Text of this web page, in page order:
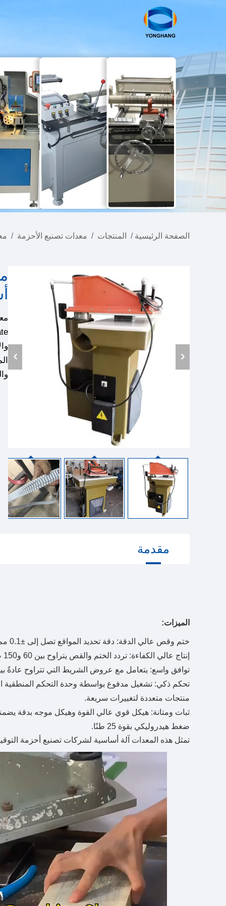
الصفحة الرئيسية / المنتجات / معدات تصنيع الأحزمة /
مقدمة
الميزات:
ختم وقص عالي الدقة: دقة تحديد المواقع تصل إلى ±0.1 مم تضمن اتساقًا عاليًا لملف الأسنان وانتقالًا سلسًا.
إنتاج عالي الكفاءة: تردد الختم والقص يتراوح بين 60 و150 ضربة في الدقيقة، مما يعزز بشكل كبير من السعة الإنتاجية.
توافق واسع: يتعامل مع عروض الشريط التي تتراوح عادةً بين 3 مم و150 مم، ويغطي متطلبات معظم
منتجات متعددة لتغييرات سريعة.
ثبات ومتانة: هيكل قوي عالي القوة وهيكل موجه بدقة
ضغط هيدروليكي بقوة 25 طنًا.
تمثل هذه المعدات آلة أساسية لشركات تصنيع أحزمة